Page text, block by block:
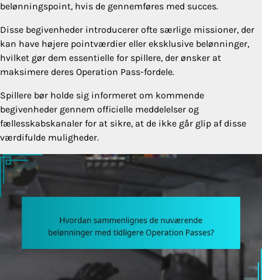
belønningspoint, hvis de gennemføres med succes.
Disse begivenheder introducerer ofte særlige missioner, der
kan have højere pointværdier eller eksklusive belønninger,
hvilket gør dem essentielle for spillere, der ønsker at
maksimere deres Operation Pass-fordele.
Spillere bør holde sig informeret om kommende
begivenheder gennem officielle meddelelser og
fællesskabskanaler for at sikre, at de ikke går glip af disse
værdifulde muligheder.